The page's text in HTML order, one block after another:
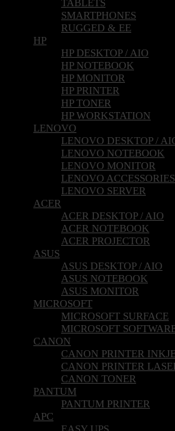
TABLETS
SMARTPHONES
RUGGED & EE
HP
HP DESKTOP / AIO
HP NOTEBOOK
HP MONITOR
HP PRINTER
HP TONER
HP WORKSTATION
LENOVO
LENOVO DESKTOP /
LENOVO NOTEBOOK
LENOVO MONITOR
LENOVO ACCESSORIES
LENOVO SERVER
ACER
ACER DESKTOP / AIO
ACER NOTEBOOK
ACER PROJECTOR
ASUS
ASUS DESKTOP / AIO
ASUS NOTEBOOK
ASUS MONITOR
MICROSOFT
MICROSOFT SURFACE
MICROSOFT
CANON
CANON PRINTER
CANON PRINTER
CANON TONER
PANTUM
PANTUM PRINTER
APC
EASY UPS